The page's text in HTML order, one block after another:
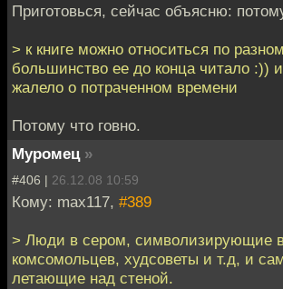
Приготовься, сейчас объясню:
> к книге можно относиться по
большинство ее до конца читало :))
жалело о потраченном времени
Потому что говно.
Муромец »
#406 | 26.12.08 10:59
Кому: max117, #389
> Люди в сером, символизирующие
комсомольцев, худсоветы и т.д, и
летающие над стеной.